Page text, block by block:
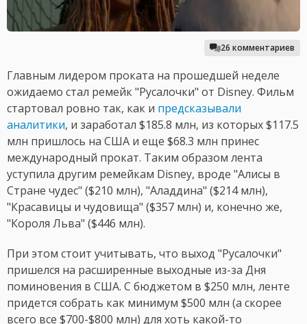
26 комментариев
Главным лидером проката на прошедшей неделе
ожидаемо стал ремейк "Русалочки" от Disney. Фильм
стартовал ровно так, как и предсказывали
аналитики, и заработал $185.8 млн, из которых $117.5
млн пришлось на США и еще $68.3 млн принес
международный прокат. Таким образом лента
уступила другим ремейкам Disney, вроде "Алисы в
Стране чудес" ($210 млн), "Аладдина" ($214 млн),
"Красавицы и чудовища" ($357 млн) и, конечно же,
"Короля Льва" ($446 млн).
При этом стоит учитывать, что выход "Русалочки"
пришелся на расширенные выходные из-за Дня
поминовения в США. С бюджетом в $250 млн, ленте
придется собрать как минимум $500 млн (а скорее
всего все $700-$800 млн) для хоть какой-то